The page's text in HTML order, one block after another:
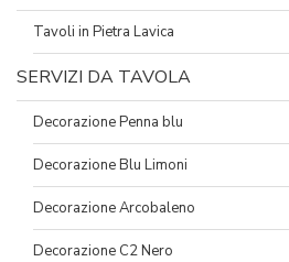
Tavoli in Pietra Lavica
SERVIZI DA TAVOLA
Decorazione Penna blu
Decorazione Blu Limoni
Decorazione Arcobaleno
Decorazione C2 Nero